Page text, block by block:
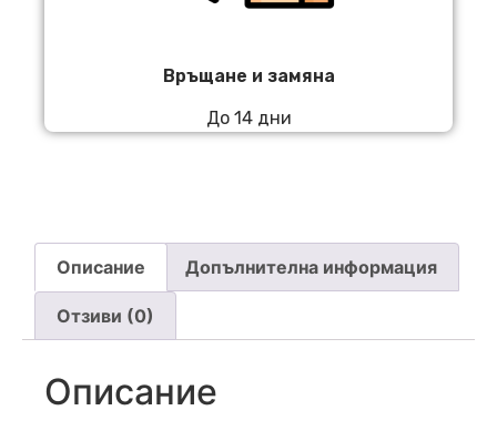
Връщане и замяна
До 14 дни
Описание Допълнителна информация
Отзиви (0)
Описание